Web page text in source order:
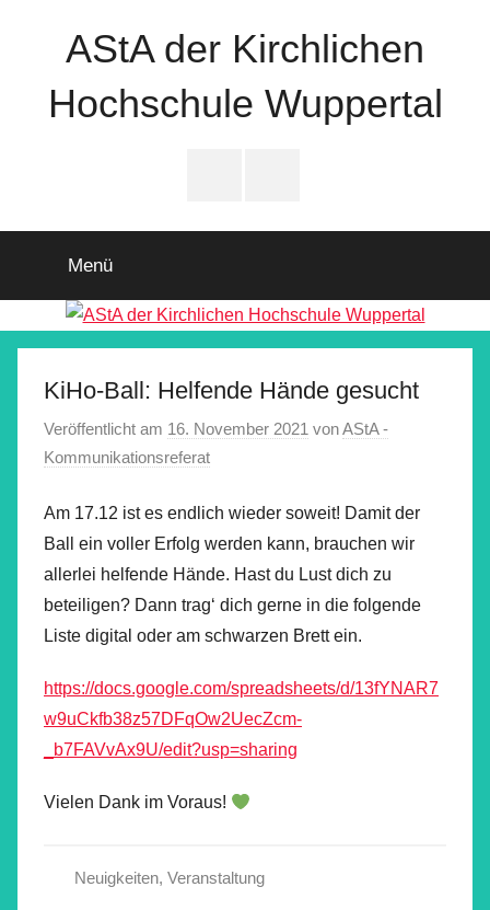
AStA der Kirchlichen
Hochschule Wuppertal
Menü
KiHo-Ball: Helfende Hände gesucht
Veröffentlicht am 16. November 2021 vonAStA -
Kommunikationsreferat
Am 17.12 ist es endlich wieder soweit! Damit der
Ball ein voller Erfolg werden kann, brauchen wir
allerlei helfende Hände. Hast du Lust dich zu
beteiligen? Dann trag‘ dich gerne in die folgende
Liste digital oder am schwarzen Brett ein.
https://docs.google.com/spreadsheets/d/13fYNAR7
w9uCkfb38z57DFqOw2UecZcm-
_b7FAVvAx9U/edit?usp=sharing
Vielen Dank im Voraus!
Neuigkeiten, Veranstaltung